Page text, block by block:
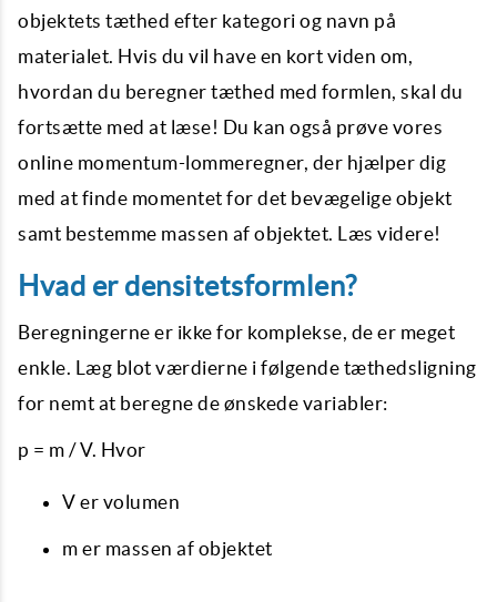
objektets tæthed efter kategori og navn på
materialet. Hvis du vil have en kort viden om,
hvordan du beregner tæthed med formlen, skal du
fortsætte med at læse! Du kan også prøve vores
online momentum-lommeregner, der hjælper dig
med at finde momentet for det bevægelige objekt
samt bestemme massen af ​​objektet. Læs videre!
Hvad er densitetsformlen?
Beregningerne er ikke for komplekse, de er meget
enkle. Læg blot værdierne i følgende tæthedsligning
for nemt at beregne de ønskede variabler:
p = m / V. Hvor
V er volumen
m er massen af ​​objektet